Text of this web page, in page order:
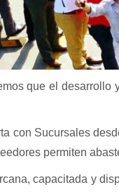
que el desarrollo
con Sucursales
permiten
capacitada y